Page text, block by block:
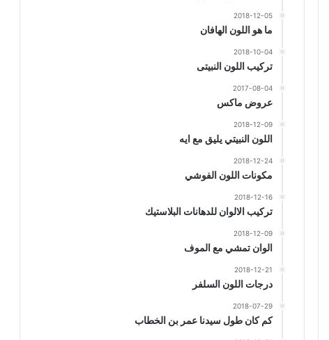
2018-12-05
ما هو اللون الهافان
2018-10-04
تركيب اللون النبيتى
2017-08-04
عروض ماكس
2018-12-09
اللون النبيتي يليق مع ايه
2018-12-24
مكونات اللون الفوشي
2018-12-16
تركيب الالوان للدهانات البلاستيك
2018-12-09
الوان تمشي مع الموف
2018-12-21
درجات اللون السلفر
2018-07-29
كم كان طول سيدنا عمر بن الخطاب